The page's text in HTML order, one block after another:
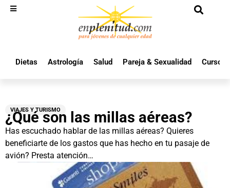
Dietas Astrología Salud Pareja & Sexualidad Cursos
VIAJES Y TURISMO
¿Qué son las millas aéreas?
Has escuchado hablar de las millas aéreas? Quieres
beneficiarte de los gastos que has hecho en tu pasaje de
avión? Presta atención…